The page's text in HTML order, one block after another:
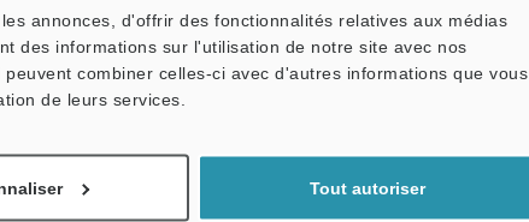
annonces, d'offrir des fonctionnalités relatives aux médias
des informations sur l'utilisation de notre site avec nos
combiner celles-ci avec d'autres informations que vous
de leurs services.
Tout autoriser